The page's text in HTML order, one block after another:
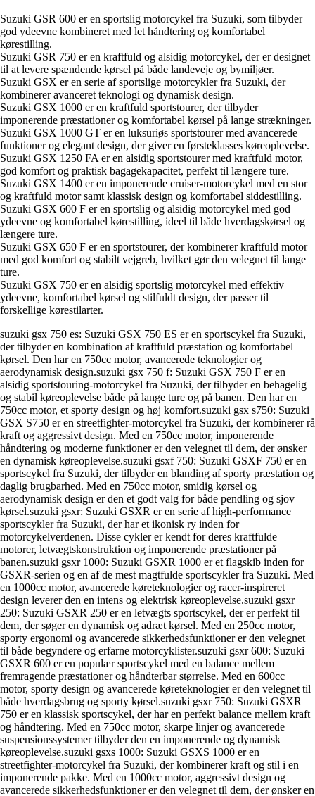
Suzuki GSR 600 er en sportslig motorcykel fra Suzuki, som tilbyder
god ydeevne kombineret med let håndtering og komfortabel
kørestilling.
Suzuki GSR 750 er en kraftfuld og alsidig motorcykel, der er designet
til at levere spændende kørsel på både landeveje og bymiljøer.
Suzuki GSX er en serie af sportslige motorcykler fra Suzuki, der
kombinerer avanceret teknologi og dynamisk design.
Suzuki GSX 1000 er en kraftfuld sportstourer, der tilbyder
imponerende præstationer og komfortabel kørsel på lange strækninger.
Suzuki GSX 1000 GT er en luksuriøs sportstourer med avancerede
funktioner og elegant design, der giver en førsteklasses køreoplevelse.
Suzuki GSX 1250 FA er en alsidig sportstourer med kraftfuld motor,
god komfort og praktisk bagagekapacitet, perfekt til længere ture.
Suzuki GSX 1400 er en imponerende cruiser-motorcykel med en stor
og kraftfuld motor samt klassisk design og komfortabel siddestilling.
Suzuki GSX 600 F er en sportslig og alsidig motorcykel med god
ydeevne og komfortabel kørestilling, ideel til både hverdagskørsel og
længere ture.
Suzuki GSX 650 F er en sportstourer, der kombinerer kraftfuld motor
med god komfort og stabilt vejgreb, hvilket gør den velegnet til lange
ture.
Suzuki GSX 750 er en alsidig sportslig motorcykel med effektiv
ydeevne, komfortabel kørsel og stilfuldt design, der passer til
forskellige kørestilarter.
suzuki gsx 750 es: Suzuki GSX 750 ES er en sportscykel fra Suzuki,
der tilbyder en kombination af kraftfuld præstation og komfortabel
kørsel. Den har en 750cc motor, avancerede teknologier og
aerodynamisk design.suzuki gsx 750 f: Suzuki GSX 750 F er en
alsidig sportstouring-motorcykel fra Suzuki, der tilbyder en behagelig
og stabil køreoplevelse både på lange ture og på banen. Den har en
750cc motor, et sporty design og høj komfort.suzuki gsx s750: Suzuki
GSX S750 er en streetfighter-motorcykel fra Suzuki, der kombinerer rå
kraft og aggressivt design. Med en 750cc motor, imponerende
håndtering og moderne funktioner er den velegnet til dem, der ønsker
en dynamisk køreoplevelse.suzuki gsxf 750: Suzuki GSXF 750 er en
sportscykel fra Suzuki, der tilbyder en blanding af sporty præstation og
daglig brugbarhed. Med en 750cc motor, smidig kørsel og
aerodynamisk design er den et godt valg for både pendling og sjov
kørsel.suzuki gsxr: Suzuki GSXR er en serie af high-performance
sportscykler fra Suzuki, der har et ikonisk ry inden for
motorcykelverdenen. Disse cykler er kendt for deres kraftfulde
motorer, letvægtskonstruktion og imponerende præstationer på
banen.suzuki gsxr 1000: Suzuki GSXR 1000 er et flagskib inden for
GSXR-serien og en af de mest magtfulde sportscykler fra Suzuki. Med
en 1000cc motor, avancerede køreteknologier og racer-inspireret
design leverer den en intens og elektrisk køreoplevelse.suzuki gsxr
250: Suzuki GSXR 250 er en letvægts sportscykel, der er perfekt til
dem, der søger en dynamisk og adræt kørsel. Med en 250cc motor,
sporty ergonomi og avancerede sikkerhedsfunktioner er den velegnet
til både begyndere og erfarne motorcyklister.suzuki gsxr 600: Suzuki
GSXR 600 er en populær sportscykel med en balance mellem
fremragende præstationer og håndterbar størrelse. Med en 600cc
motor, sporty design og avancerede køreteknologier er den velegnet til
både hverdagsbrug og sporty kørsel.suzuki gsxr 750: Suzuki GSXR
750 er en klassisk sportscykel, der har en perfekt balance mellem kraft
og håndtering. Med en 750cc motor, skarpe linjer og avancerede
suspensionssystemer tilbyder den en imponerende og dynamisk
køreoplevelse.suzuki gsxs 1000: Suzuki GSXS 1000 er en
streetfighter-motorcykel fra Suzuki, der kombinerer kraft og stil i en
imponerende pakke. Med en 1000cc motor, aggressivt design og
avancerede sikkerhedsfunktioner er den velegnet til dem, der ønsker en